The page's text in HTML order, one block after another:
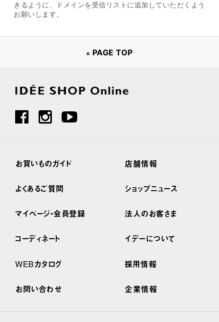
きるように、ドメインを受信リストに追加していただくよう
お願いします。
PAGE TOP
お買いものガイド
よくあるご質問
マイページ・会員登録
コーディネート
WEBカタログ
お問い合わせ
店舗情報
ショップニュース
法人のお客さま
イデーについて
採用情報
企業情報